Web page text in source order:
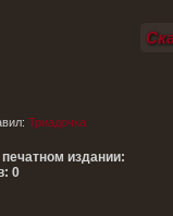
: Триадочка
печатном издании:
0